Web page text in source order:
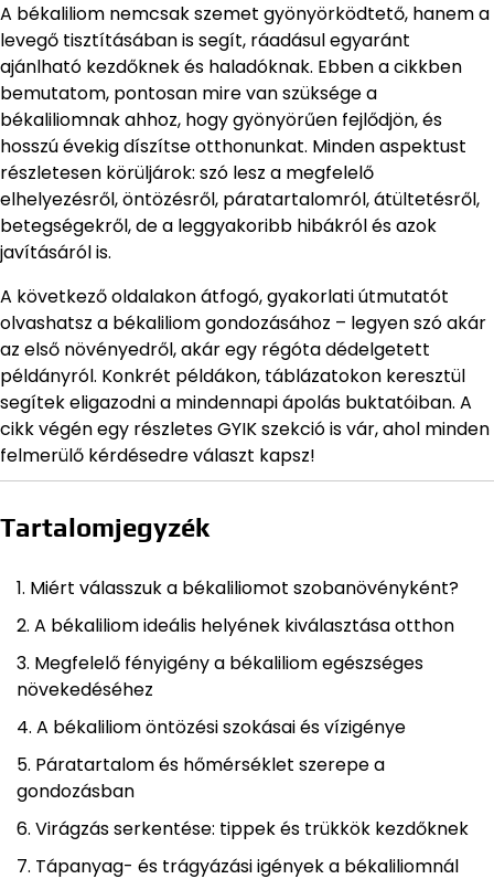
A békaliliom nemcsak szemet gyönyörködtető, hanem a
levegő tisztításában is segít, ráadásul egyaránt
ajánlható kezdőknek és haladóknak. Ebben a cikkben
bemutatom, pontosan mire van szüksége a
békaliliomnak ahhoz, hogy gyönyörűen fejlődjön, és
hosszú évekig díszítse otthonunkat. Minden aspektust
részletesen körüljárok: szó lesz a megfelelő
elhelyezésről, öntözésről, páratartalomról, átültetésről,
betegségekről, de a leggyakoribb hibákról és azok
javításáról is.
A következő oldalakon átfogó, gyakorlati útmutatót
olvashatsz a békaliliom gondozásához – legyen szó akár
az első növényedről, akár egy régóta dédelgetett
példányról. Konkrét példákon, táblázatokon keresztül
segítek eligazodni a mindennapi ápolás buktatóiban. A
cikk végén egy részletes GYIK szekció is vár, ahol minden
felmerülő kérdésedre választ kapsz!
Tartalomjegyzék
Miért válasszuk a békaliliomot szobanövényként?
A békaliliom ideális helyének kiválasztása otthon
Megfelelő fényigény a békaliliom egészséges
növekedéséhez
A békaliliom öntözési szokásai és vízigénye
Páratartalom és hőmérséklet szerepe a
gondozásban
Virágzás serkentése: tippek és trükkök kezdőknek
Tápanyag- és trágyázási igények a békaliliomnál